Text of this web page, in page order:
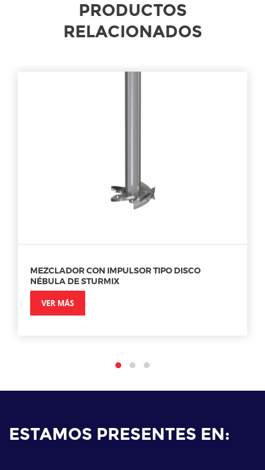
PRODUCTOS
RELACIONADOS
MEZCLADOR CON IMPULSOR TIPO DISCO
NÉBULA DE STURMIX
VER MÁS
ESTAMOS PRESENTES EN: